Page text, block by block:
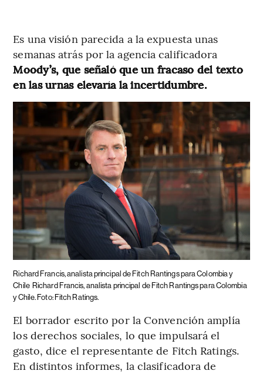
Es una visión parecida a la expuesta unas
semanas atrás por la agencia calificadora
Moody’s, que señaló que un fracaso del texto
en las urnas elevaría la incertidumbre.
Richard Francis, analista principal de Fitch Rantings para Colombia y
Chile Richard Francis, analista principal de Fitch Rantings para Colombia
y Chile. Foto: Fitch Ratings.
El borrador escrito por la Convención amplía
los derechos sociales, lo que impulsará el
gasto, dice el representante de Fitch Ratings.
En distintos informes, la clasificadora de